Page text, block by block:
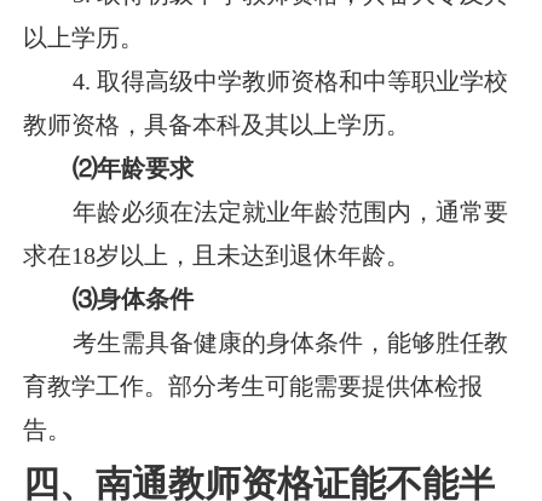
以上学历。
4. 取得高级中学教师资格和中等职业学校
教师资格，具备本科及其以上学历。
⑵年龄要求
年龄必须在法定就业年龄范围内，通常要
求在18岁以上，且未达到退休年龄。
⑶身体条件
考生需具备健康的身体条件，能够胜任教
育教学工作。部分考生可能需要提供体检报
告。
四、南通教师资格证能不能半